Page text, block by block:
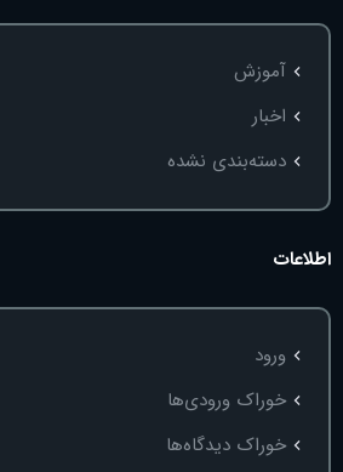
آموزش
اخبار
دسته‌بندی نشده
اطلاعات
ورود
خوراک ورودی‌ها
خوراک دیدگاه‌ها